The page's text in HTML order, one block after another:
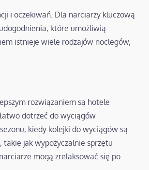
i oczekiwań. Dla narciarzy kluczową
które umożliwią
istnieje wiele rodzajów noclegów,
rozwiązaniem są hotele
dotrzeć do wyciągów
kiedy kolejki do wyciągów są
jak wypożyczalnie sprzętu
mogą zrelaksować się po